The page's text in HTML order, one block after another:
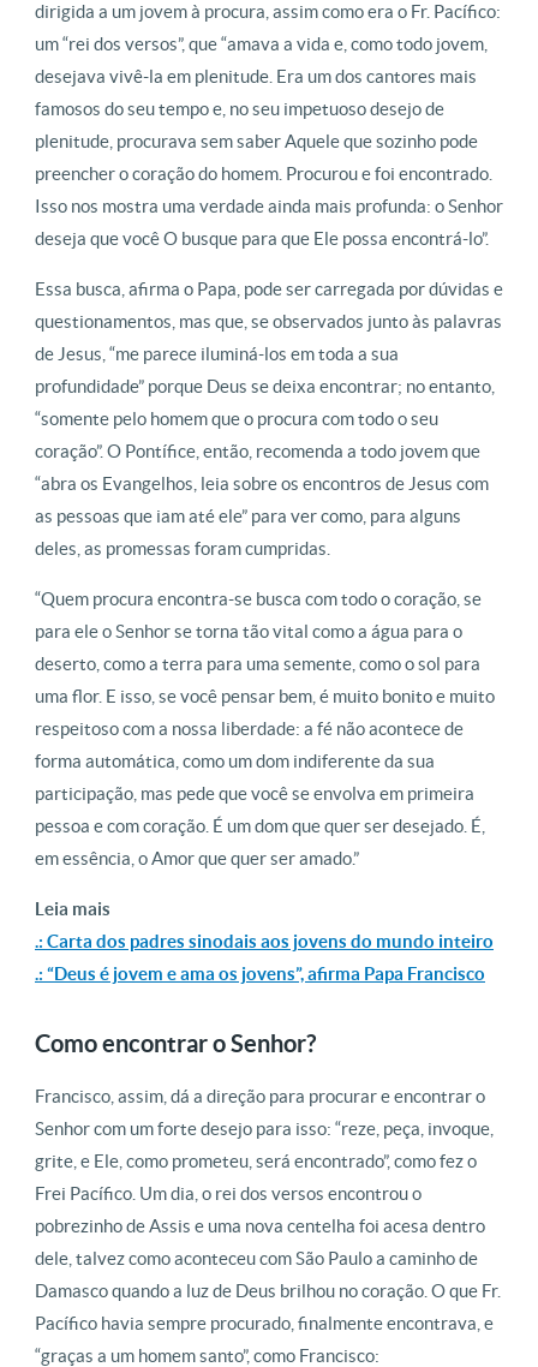
dirigida a um jovem à procura, assim como era o Fr. Pacífico:
um “rei dos versos”, que “amava a vida e, como todo jovem,
desejava vivê-la em plenitude. Era um dos cantores mais
famosos do seu tempo e, no seu impetuoso desejo de
plenitude, procurava sem saber Aquele que sozinho pode
preencher o coração do homem. Procurou e foi encontrado.
Isso nos mostra uma verdade ainda mais profunda: o Senhor
deseja que você O busque para que Ele possa encontrá-lo”.
Essa busca, afirma o Papa, pode ser carregada por dúvidas e
questionamentos, mas que, se observados junto às palavras
de Jesus, “me parece iluminá-los em toda a sua
profundidade” porque Deus se deixa encontrar; no entanto,
“somente pelo homem que o procura com todo o seu
coração”. O Pontífice, então, recomenda a todo jovem que
“abra os Evangelhos, leia sobre os encontros de Jesus com
as pessoas que iam até ele” para ver como, para alguns
deles, as promessas foram cumpridas.
“Quem procura encontra-se busca com todo o coração, se
para ele o Senhor se torna tão vital como a água para o
deserto, como a terra para uma semente, como o sol para
uma flor. E isso, se você pensar bem, é muito bonito e muito
respeitoso com a nossa liberdade: a fé não acontece de
forma automática, como um dom indiferente da sua
participação, mas pede que você se envolva em primeira
pessoa e com coração. É um dom que quer ser desejado. É,
em essência, o Amor que quer ser amado.”
Leia mais
.: Carta dos padres sinodais aos jovens do mundo inteiro
.: “Deus é jovem e ama os jovens”, afirma Papa Francisco
Como encontrar o Senhor?
Francisco, assim, dá a direção para procurar e encontrar o
Senhor com um forte desejo para isso: “reze, peça, invoque,
grite, e Ele, como prometeu, será encontrado”, como fez o
Frei Pacífico. Um dia, o rei dos versos encontrou o
pobrezinho de Assis e uma nova centelha foi acesa dentro
dele, talvez como aconteceu com São Paulo a caminho de
Damasco quando a luz de Deus brilhou no coração. O que Fr.
Pacífico havia sempre procurado, finalmente encontrava, e
“graças a um homem santo”, como Francisco: